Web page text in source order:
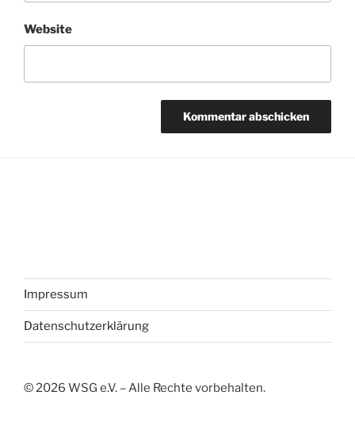
Website
Impressum
Datenschutzerklärung
© 2026 WSG e.V. – Alle Rechte vorbehalten.